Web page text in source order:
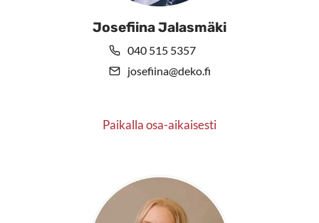
Josefiina Jalasmäki
040 515 5357
josefiina@deko.fi
Paikalla osa-aikaisesti